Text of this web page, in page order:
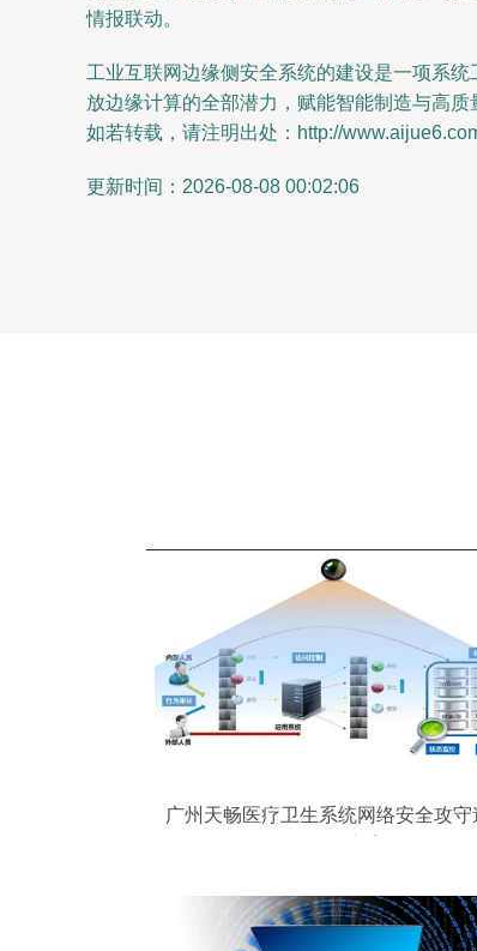
情报联动。
工业互联网边缘侧安全系统的建设是一项系
放边缘计算的全部潜力，赋能智能制造与高质
如若转载，请注明出处：http://
更新时间：2026-08-08 00:02:06
广州天畅医疗卫生系统网络安全攻守